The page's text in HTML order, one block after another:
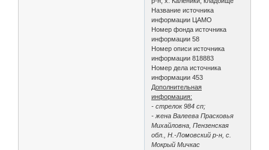
Название источника
информации ЦАМО
Номер фонда источника
информации 58
Номер описи источника
информации 818883
Номер дела источника
информации 453
Дополнительная
информация:
- стрелок 984 сп;
- жена Валеева Прасковья
Михайловна, Пензенская
обл., Н.-Ломовский р-н, с.
Мокрый Мичкас